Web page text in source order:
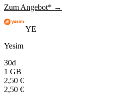
Zum Angebot* →
YE
Yesim
30d
1 GB
2,50 €
2,50 €